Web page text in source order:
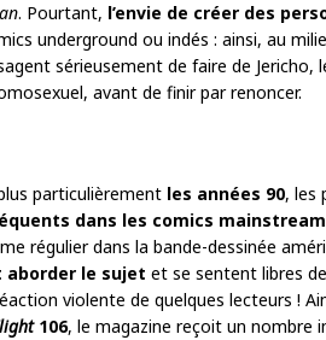
. Pourtant, l’envie de créer des
underground ou indés : ainsi, au
sérieusement de faire de Jericho,
avant de finir par renoncer.
particulièrement les années 90, les
dans les comics mainstream
régulier dans la bande-dessinée
aborder le sujet et se sentent libres
violente de quelques lecteurs !
106, le magazine reçoit un nombre